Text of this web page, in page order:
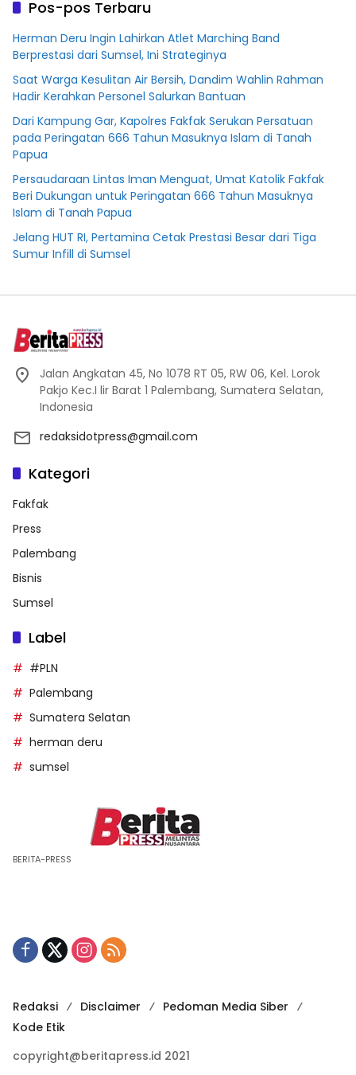
Pos-pos Terbaru
Herman Deru Ingin Lahirkan Atlet Marching Band
Berprestasi dari Sumsel, Ini Strateginya
Saat Warga Kesulitan Air Bersih, Dandim Wahlin Rahman
Hadir Kerahkan Personel Salurkan Bantuan
Dari Kampung Gar, Kapolres Fakfak Serukan Persatuan
pada Peringatan 666 Tahun Masuknya Islam di Tanah
Papua
Persaudaraan Lintas Iman Menguat, Umat Katolik Fakfak
Beri Dukungan untuk Peringatan 666 Tahun Masuknya
Islam di Tanah Papua
Jelang HUT RI, Pertamina Cetak Prestasi Besar dari Tiga
Sumur Infill di Sumsel
Jalan Angkatan 45, No 1078 RT 05, RW 06, Kel. Lorok
Pakjo Kec.I lir Barat 1 Palembang, Sumatera Selatan,
Indonesia
redaksidotpress@gmail.com
Kategori
Fakfak
Press
Palembang
Bisnis
Sumsel
Label
#PLN
Palembang
Sumatera Selatan
herman deru
sumsel
BERITA-PRESS
Redaksi Disclaimer
Pedoman Media Siber
Kode Etik
copyright@beritapress.id 2021